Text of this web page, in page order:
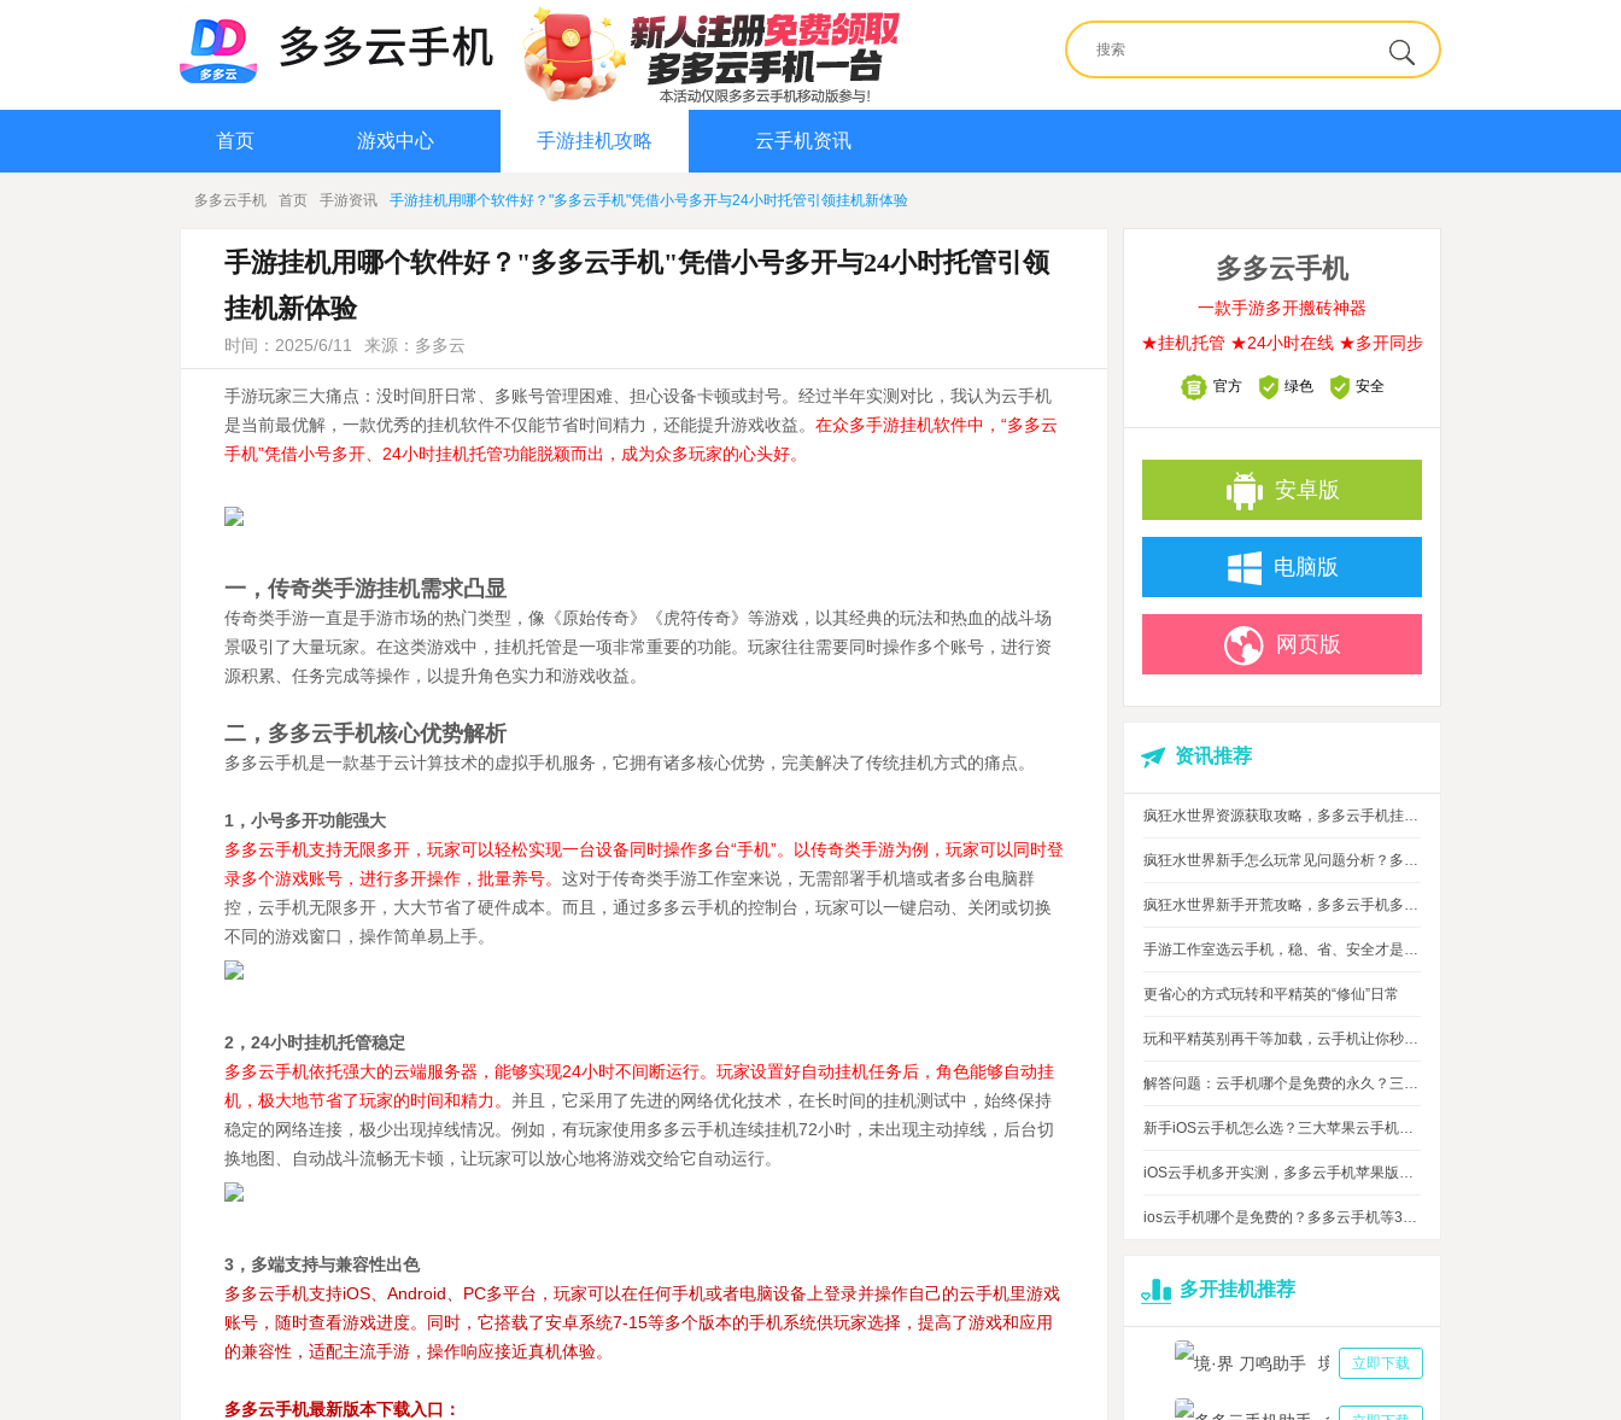
首页 游戏中心 手游挂机攻略 云手机资讯
多多云手机 首页 手游资讯 手游挂机用哪个软件好？"多多云手机"凭借小号多开与24小时托管引领挂机新体验
手游挂机用哪个软件好？"多多云手机"凭借小号多开与24小时托管引领
挂机新体验
时间：2025/6/11 来源：多多云
手游玩家三大痛点：没时间肝日常、多账号管理困难、担心设备卡顿或封号。经过半年实测对比，我认为云手机
是当前最优解，一款优秀的挂机软件不仅能节省时间精力，还能提升游戏收益。 在众多手游挂机软件中，“多多云
手机”凭借小号多开、24小时挂机托管功能脱颖而出，成为众多玩家的心头好。
一，传奇类手游挂机需求凸显
传奇类手游一直是手游市场的热门类型，像《原始传奇》《虎符传奇》等游戏，以其经典的玩法和热血的战斗场
景吸引了大量玩家。在这类游戏中，挂机托管是一项非常重要的功能。玩家往往需要同时操作多个账号，进行资
源积累、任务完成等操作，以提升角色实力和游戏收益。
二，多多云手机核心优势解析
多多云手机是一款基于云计算技术的虚拟手机服务，它拥有诸多核心优势，完美解决了传统挂机方式的痛点。
1，小号多开功能强大
多多云手机支持无限多开，玩家可以轻松实现一台设备同时操作多台“手机”。以传奇类手游为例，玩家可以同时登
录多个游戏账号，进行多开操作，批量养号。 这对于传奇类手游工作室来说，无需部署手机墙或者多台电脑群
控，云手机无限多开，大大节省了硬件成本。而且，通过多多云手机的控制台，玩家可以一键启动、关闭或切换
不同的游戏窗口，操作简单易上手。
2，24小时挂机托管稳定
多多云手机依托强大的云端服务器，能够实现24小时不间断运行。玩家设置好自动挂机任务后，角色能够自动挂
机，极大地节省了玩家的时间和精力。 并且，它采用了先进的网络优化技术，在长时间的挂机测试中，始终保持
稳定的网络连接，极少出现掉线情况。例如，有玩家使用多多云手机连续挂机72小时，未出现主动掉线，后台切
换地图、自动战斗流畅无卡顿，让玩家可以放心地将游戏交给它自动运行。
3，多端支持与兼容性出色
多多云手机支持iOS、Android、PC多平台，玩家可以在任何手机或者电脑设备上登录并操作自己的云手机里游戏
账号，随时查看游戏进度。同时，它搭载了安卓系统7-15等多个版本的手机系统供玩家选择，提高了游戏和应用
的兼容性，适配主流手游，操作响应接近真机体验。
多多云手机最新版本下载入口：
多多云手机
一款手游多开搬砖神器
★挂机托管 ★24小时在线 ★多开同步
官方 绿色 安全
安卓版
电脑版
网页版
资讯推荐
疯狂水世界资源获取攻略，多多云手机挂机搬砖自动攒材料
疯狂水世界新手怎么玩常见问题分析？多多云手机多开托管挂机升级打怪
疯狂水世界新手开荒攻略，多多云手机多开托管，自动搞定海量重复日常快速升级
手游工作室选云手机，稳、省、安全才是实在考量
更省心的方式玩转和平精英的“修仙”日常
玩和平精英别再干等加载，云手机让你秒玩游戏进战场
解答问题：云手机哪个是免费的永久？三大免费永久正版云手机对比
新手iOS云手机怎么选？三大苹果云手机知名品牌性能对比测评
iOS云手机多开实测，多多云手机苹果版最多可同时运行多少台？
ios云手机哪个是免费的？多多云手机等3大品牌对比测评，告诉你免费ios云手机的真相
多开挂机推荐
立即下载